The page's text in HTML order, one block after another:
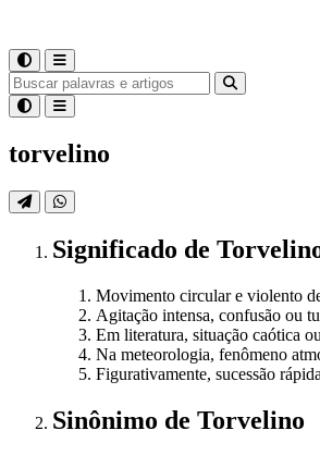
torvelino
Significado de
Movimento circular e violento
Agitação intensa, confusão ou
Em literatura, situação caótica
Na meteorologia, fenômeno
Figurativamente, sucessão
Sinônimo de Torvelino